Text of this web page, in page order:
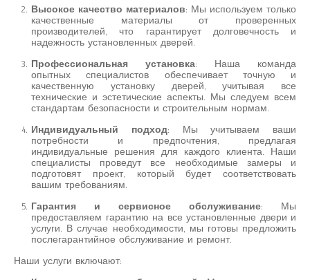
Высокое качество материалов: Мы используем только
качественные материалы от проверенных
производителей, что гарантирует долговечность и
надежность установленных дверей.
Профессиональная установка: Наша команда
опытных специалистов обеспечивает точную и
качественную установку дверей, учитывая все
технические и эстетические аспекты. Мы следуем всем
стандартам безопасности и строительным нормам.
Индивидуальный подход: Мы учитываем ваши
потребности и предпочтения, предлагая
индивидуальные решения для каждого клиента. Наши
специалисты проведут все необходимые замеры и
подготовят проект, который будет соответствовать
вашим требованиям.
Гарантия и сервисное обслуживание: Мы
предоставляем гарантию на все установленные двери и
услуги. В случае необходимости, мы готовы предложить
послегарантийное обслуживание и ремонт.
Наши услуги включают: